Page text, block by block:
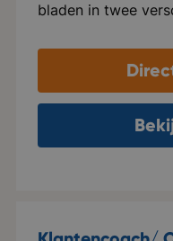
bladen in twee
hier alles voor,
distributie. Elk
website en social
uitgeven van